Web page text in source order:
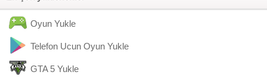
Oyun Yukle
Telefon Ucun Oyun Yukle
GTA 5 Yukle